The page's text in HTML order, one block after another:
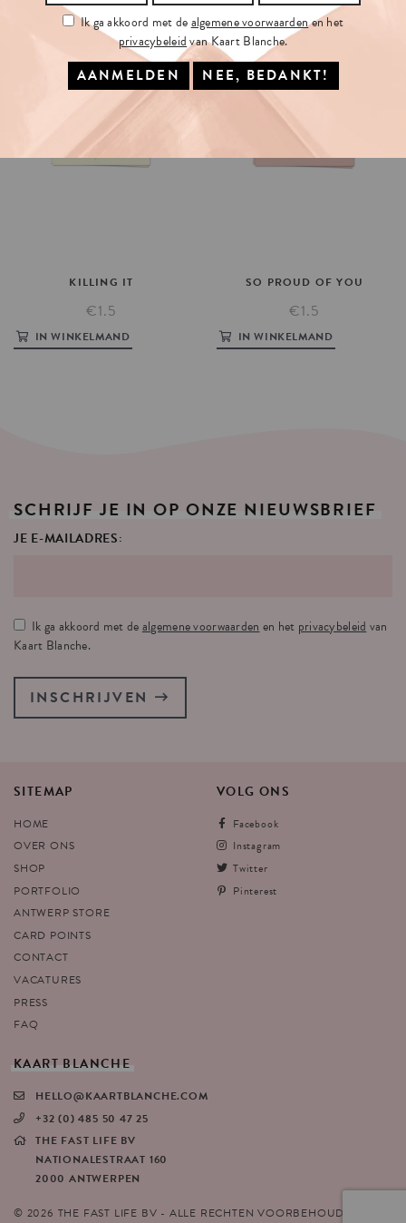
KILLING IT
€1.5
IN WINKELMAND
SO PROUD OF YOU
€1.5
IN WINKELMAND
SCHRIJF JE IN OP ONZE NIEUWSBRIEF
JE E-MAILADRES:
Ik ga akkoord met dealgemene voorwaardenen het privacybeleidvan
Kaart Blanche.
INSCHRIJVEN
SITEMAP
HOME
OVER ONS
SHOP
PORTFOLIO
ANTWERP STORE
CARD POINTS
CONTACT
VACATURES
PRESS
FAQ
VOLG ONS
Facebook
Instagram
Twitter
Pinterest
KAART BLANCHE
HELLO@KAARTBLANCHE.COM
+32 (0) 485 50 47 25
THE FAST LIFE BV
NATIONALESTRAAT 160
2000 ANTWERPEN
© 2026 THE FAST LIFE BV - ALLE RECHTEN VOORBEHOUDEN
Ik ga akkoord met dealgemene voorwaardenen het
privacybeleidvan Kaart Blanche.